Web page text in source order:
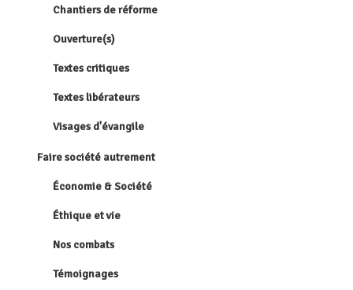
Chantiers de réforme
Ouverture(s)
Textes critiques
Textes libérateurs
Visages d'évangile
Faire société autrement
Économie & Société
Éthique et vie
Nos combats
Témoignages